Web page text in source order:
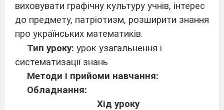
виховувати графічну культуру учнів, інтерес
до предмету, патріотизм, розширити знання
про українських математиків.
Тип уроку: урок узагальнення і
систематизації знань
Методи і прийоми навчання:
Обладнання:
Хід уроку